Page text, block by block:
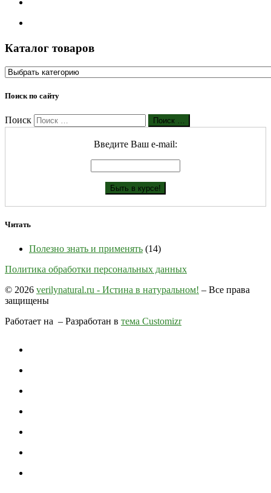
Каталог товаров
Поиск по сайту
Поиск Поиск …
Введите Ваш е-mail:
Читать
Полезно знать и применять (14)
Политика обработки персональных данных
© 2026 verilynatural.ru - Истина в натуральном! – Все права
защищены
Работает на – Разработан в тема Customizr